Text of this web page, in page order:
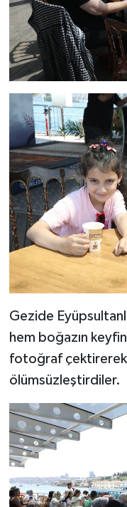
Gezide
hem boğazın
fotoğraf çektirerek
ölümsüzleştirdiler.